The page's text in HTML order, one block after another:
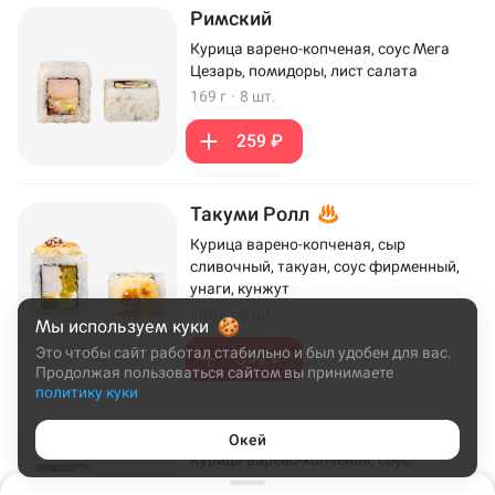
Римский
Курица варено-копченая, соус Мега
Цезарь, помидоры, лист салата
169 г · 8 шт.
259 ₽
Такуми Ролл
Курица варено-копченая, сыр
сливочный, такуан, соус фирменный,
унаги, кунжут
190 г ·
349 ₽
Кранчикен
Курица варено-копченая, соус
фирменный, айсберг
Мы используем куки
Это чтобы сайт работал стабильно и был удобен для вас.
Продолжая пользоваться сайтом вы принимаете
политику куки
Окей